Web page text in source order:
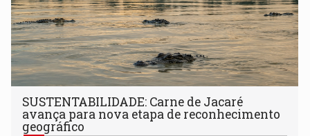
SUSTENTABILIDADE: Carne de Jacaré
avança para nova etapa de reconhecimento
geográfico